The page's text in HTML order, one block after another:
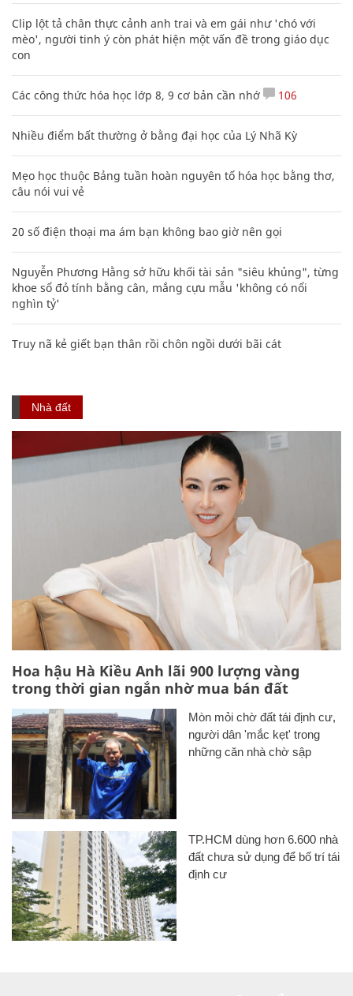
Clip lột tả chân thực cảnh anh trai và em gái như 'chó với
mèo', người tinh ý còn phát hiện một vấn đề trong giáo dục
con
Các công thức hóa học lớp 8, 9 cơ bản cần nhớ 106
Nhiều điểm bất thường ở bằng đại học của Lý Nhã Kỳ
Mẹo học thuộc Bảng tuần hoàn nguyên tố hóa học bằng thơ,
câu nói vui vẻ
20 số điện thoại ma ám bạn không bao giờ nên gọi
Nguyễn Phương Hằng sở hữu khối tài sản "siêu khủng", từng
khoe sổ đỏ tính bằng cân, mắng cựu mẫu 'không có nổi
nghìn tỷ'
Truy nã kẻ giết bạn thân rồi chôn ngồi dưới bãi cát
Nhà đất
Hoa hậu Hà Kiều Anh lãi 900 lượng vàng
trong thời gian ngắn nhờ mua bán đất
Mòn mỏi chờ đất tái định cư,
người dân 'mắc kẹt' trong
những căn nhà chờ sập
TP.HCM dùng hơn 6.600 nhà
đất chưa sử dụng để bố trí tái
định cư